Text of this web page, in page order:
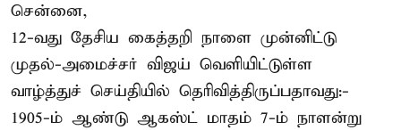
சென்னை,
12-வது தேசிய கைத்தறி நாளை முன்னிட்டு
முதல்-அமைச்சர் விஜய் வெளியிட்டுள்ள
வாழ்த்துச் செய்தியில் தெரிவித்திருப்பதாவது:-
1905-ம் ஆண்டு ஆகஸ்ட் மாதம் 7-ம் நாளன்று